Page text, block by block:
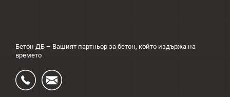
Бетон ДБ – Вашият партньор за бетон, който издържа на
времето
Ÿ Ś